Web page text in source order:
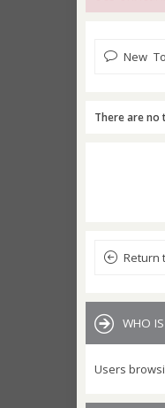
New
There are no
Return
WHO
Users